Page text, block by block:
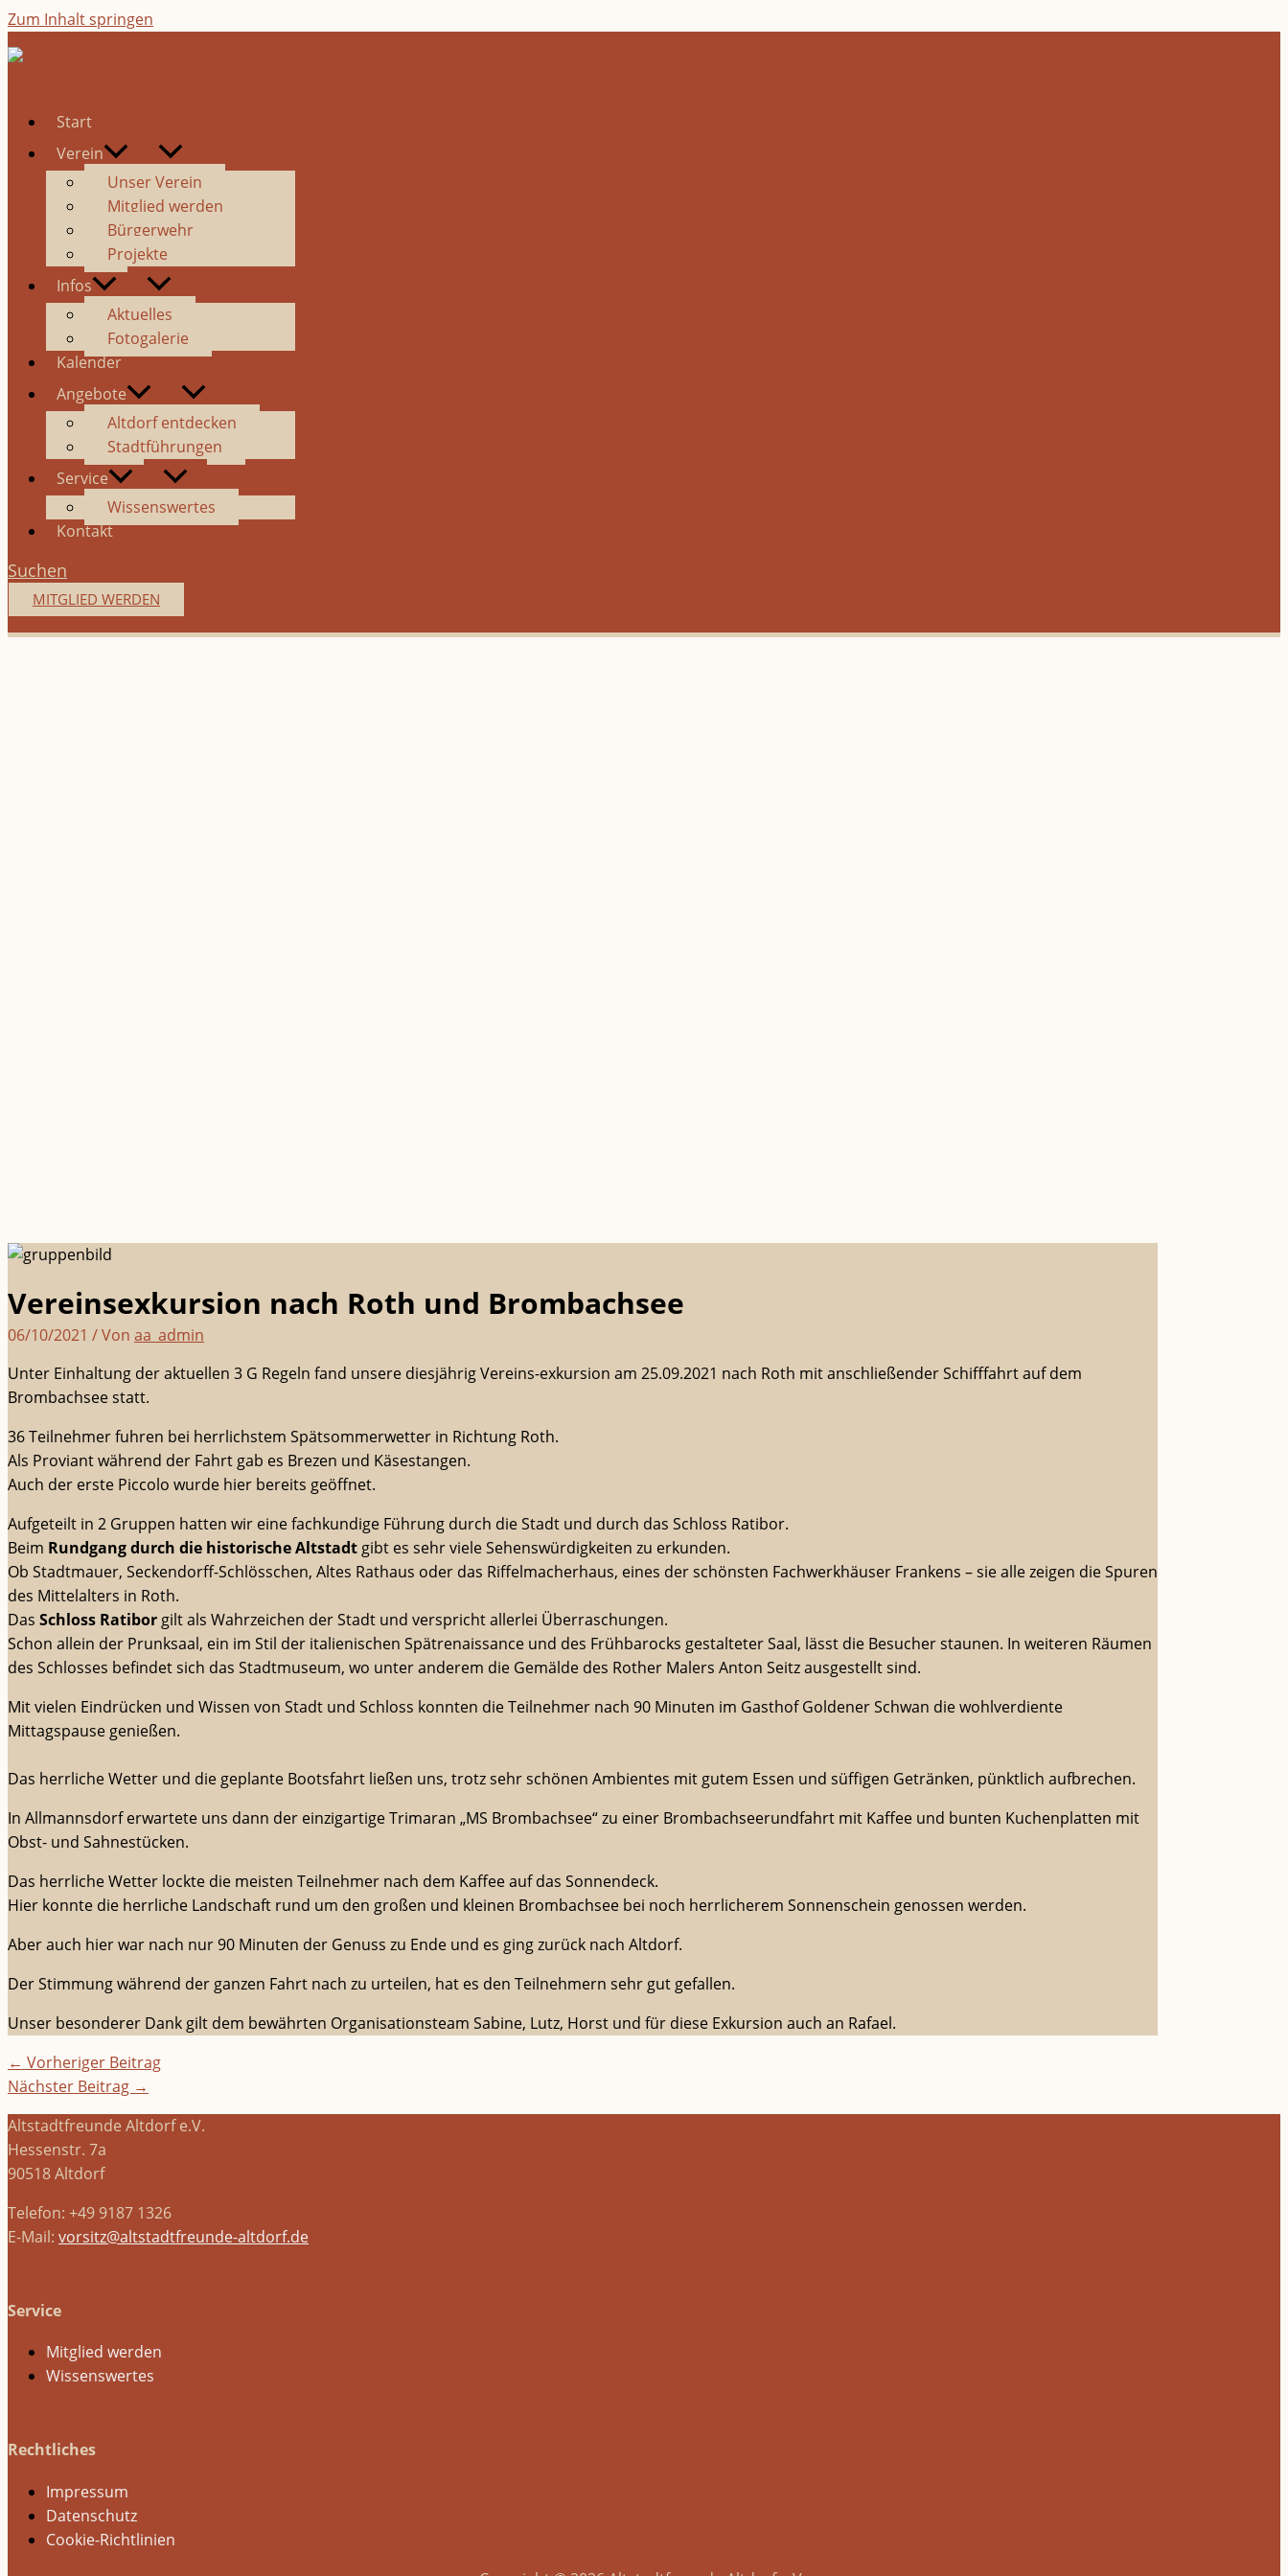
Zum Inhalt springen
Start
Verein
Unser Verein
Mitglied werden
Bürgerwehr
Projekte
Infos
Aktuelles
Fotogalerie
Kalender
Angebote
Altdorf entdecken
Stadtführungen
Service
Wissenswertes
Kontakt
Suchen
MITGLIED WERDEN
Vereinsexkursion nach Roth und Brombachsee
06/10/2021 / Von aa_admin
Unter Einhaltung der aktuellen 3 G Regeln fand unsere diesjährig Vereins-exkursion am 25.09.2021 nach Roth mit anschließender Schifffahrt auf dem
Brombachsee statt.
36 Teilnehmer fuhren bei herrlichstem Spätsommerwetter in Richtung Roth.
Als Proviant während der Fahrt gab es Brezen und Käsestangen.
Auch der erste Piccolo wurde hier bereits geöffnet.
Aufgeteilt in 2 Gruppen hatten wir eine fachkundige Führung durch die Stadt und durch das Schloss Ratibor.
Beim Rundgang durch die historische Altstadt gibt es sehr viele Sehenswürdigkeiten zu erkunden.
Ob Stadtmauer, Seckendorff-Schlösschen, Altes Rathaus oder das Riffelmacherhaus, eines der schönsten Fachwerkhäuser Frankens – sie alle zeigen die Spuren
des Mittelalters in Roth.
Das Schloss Ratibor gilt als Wahrzeichen der Stadt und verspricht allerlei Überraschungen.
Schon allein der Prunksaal, ein im Stil der italienischen Spätrenaissance und des Frühbarocks gestalteter Saal, lässt die Besucher staunen. In weiteren Räumen
des Schlosses befindet sich das Stadtmuseum, wo unter anderem die Gemälde des Rother Malers Anton Seitz ausgestellt sind.
Mit vielen Eindrücken und Wissen von Stadt und Schloss konnten die Teilnehmer nach 90 Minuten im Gasthof Goldener Schwan die wohlverdiente
Mittagspause genießen.
Das herrliche Wetter und die geplante Bootsfahrt ließen uns, trotz sehr schönen Ambientes mit gutem Essen und süffigen Getränken, pünktlich aufbrechen.
In Allmannsdorf erwartete uns dann der einzigartige Trimaran „MS Brombachsee“ zu einer Brombachseerundfahrt mit Kaffee und bunten Kuchenplatten mit
Obst- und Sahnestücken.
Das herrliche Wetter lockte die meisten Teilnehmer nach dem Kaffee auf das Sonnendeck.
Hier konnte die herrliche Landschaft rund um den großen und kleinen Brombachsee bei noch herrlicherem Sonnenschein genossen werden.
Aber auch hier war nach nur 90 Minuten der Genuss zu Ende und es ging zurück nach Altdorf.
Der Stimmung während der ganzen Fahrt nach zu urteilen, hat es den Teilnehmern sehr gut gefallen.
Unser besonderer Dank gilt dem bewährten Organisationsteam Sabine, Lutz, Horst und für diese Exkursion auch an Rafael.
← Vorheriger Beitrag
Nächster Beitrag →
Altstadtfreunde Altdorf e.V.
Hessenstr. 7a
90518 Altdorf
Telefon: +49 9187 1326
E-Mail: vorsitz@altstadtfreunde-altdorf.de
Service
Mitglied werden
Wissenswertes
Rechtliches
Impressum
Datenschutz
Cookie-Richtlinien